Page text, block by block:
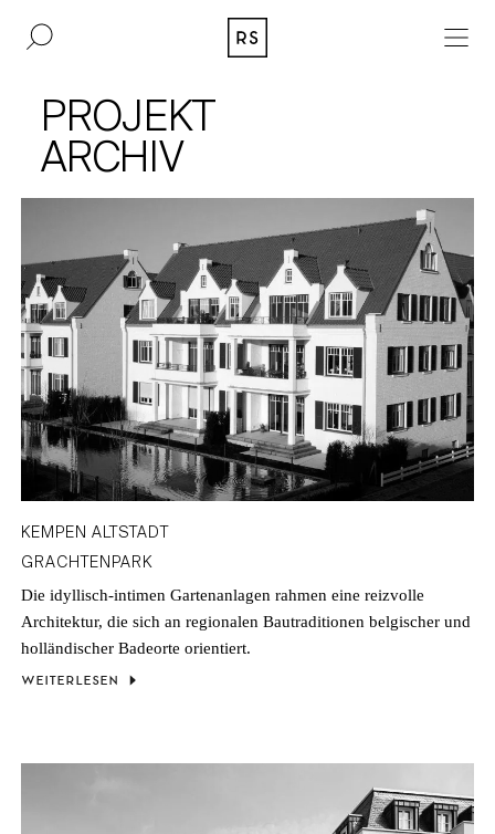
IMMOBILIEN
MAGAZIN
KONTAKT
BERLIN
DÜSSELDORF
HAMBURG
KEMPEN
KÖLN
UNTERNEHMEN
PRESSE
IMPRESSUM
DATENSCHUTZ
PROJEKT
ARCHIV
KEMPEN ALTSTADT
GRACHTENPARK
Die idyllisch-intimen Gartenanlagen rahmen eine reizvolle
Architektur, die sich an regionalen Bautraditionen belgischer und
holländischer Badeorte orientiert.
WEITERLESEN